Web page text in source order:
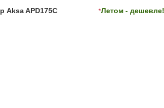
Aksa APD175C
*Летом - дешевле!